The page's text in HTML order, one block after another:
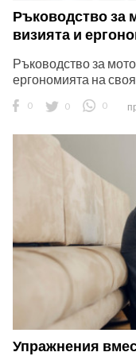
Ръководство за
визията и
Ръководство за
ергономията на
0 0 0
Упражнения